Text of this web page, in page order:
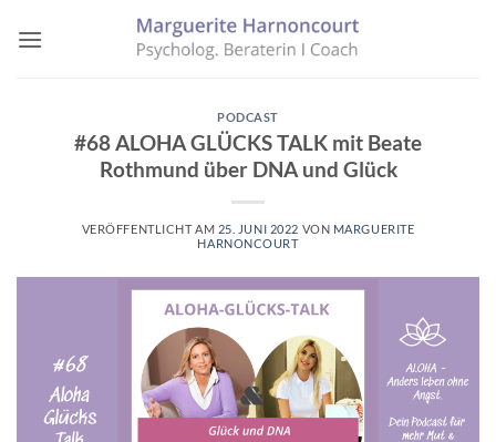
Inhalt
PODCAST
#68 ALOHA GLÜCKS TALK mit Beate
Rothmund über DNA und Glück
VERÖFFENTLICHT AM 25. JUNI 2022 VON MARGUERITE
HARNONCOURT